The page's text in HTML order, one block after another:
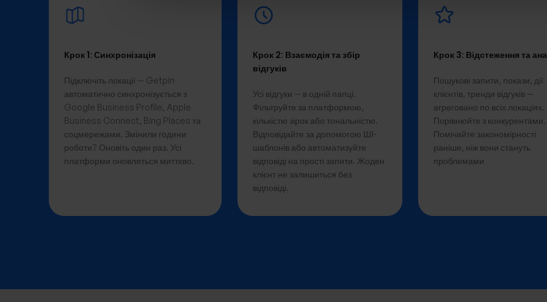
Крок 1: Синхронізація
Підключіть локації — Getpin
автоматично синхронізується з
Google Business Profile, Apple
Business Connect, Bing Places та
соцмережами. Змінили години
роботи? Оновіть один раз. Усі
платформи оновляться миттєво.
Крок 2: Взаємодія та збір
відгуків
Усі відгуки — в одній папці.
Фільтруйте за платформою,
кількістю зірок або тональністю.
Відповідайте за допомогою ШІ-
шаблонів або автоматизуйте
відповіді на прості запити. Жоден
клієнт не залишиться без
відповіді.
Крок 3: Відстеження та
Пошукові запити, покази, дії
клієнтів, тренди відгуків —
агреговано по всіх локаціях.
Порівнюйте з конкурентами.
Помічайте закономірності
раніше, ніж вони стануть
проблемами